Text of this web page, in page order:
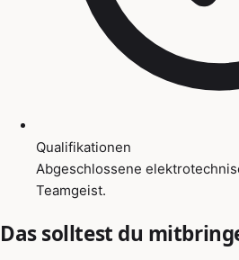
Qualifikationen
Abgeschlossene
Teamgeist.
Das solltest du